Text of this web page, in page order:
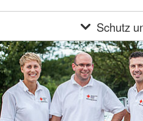
Schutz